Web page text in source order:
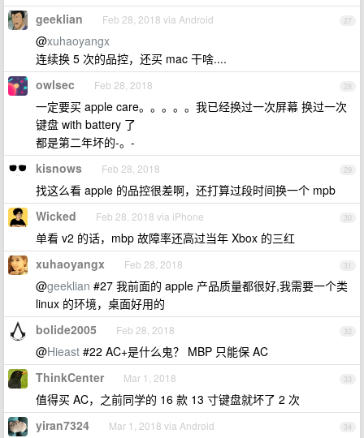
27
geeklian Feb 28, 2018 via Android
@xuhaoyangx
连续换 5 次的品控，还买 mac 干啥....
28
owlsec Feb 28, 2018
一定要买 apple care。。。。。我已经换过一次屏幕 换过一次
键盘 with battery 了
都是第二年坏的-。-
29
kisnows Feb 28, 2018
找这么看 apple 的品控很差啊，还打算过段时间换一个 mpb
30
Wicked Feb 28, 2018 via iPhone
单看 v2 的话，mbp 故障率还高过当年 Xbox 的三红
31
xuhaoyangx Feb 28, 2018
@geeklian #27 我前面的 apple 产品质量都很好,我需要一个类
linux 的环境，桌面好用的
32
bolide2005 Feb 28, 2018
@Hieast #22 AC+是什么鬼？ MBP 只能保 AC
33
ThinkCenter Mar 1, 2018
值得买 AC，之前同学的 16 款 13 寸键盘就坏了 2 次
34
yiran7324 Mar 1, 2018 via Android